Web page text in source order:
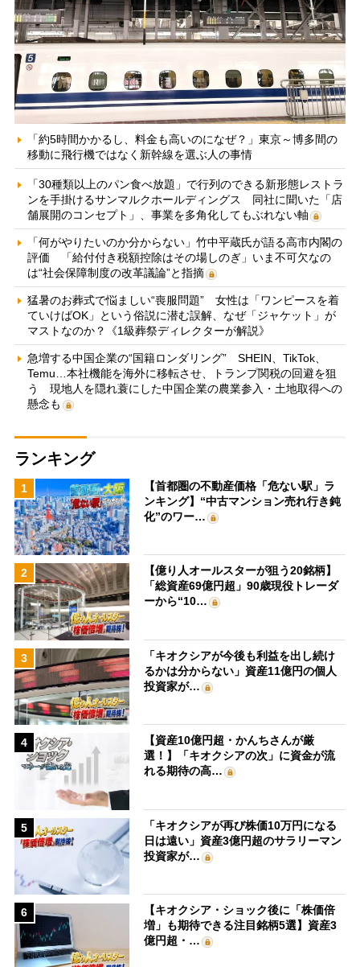
「約5時間かかるし、料金も高いのになぜ？」東京～博多間の
移動に飛行機ではなく新幹線を選ぶ人の事情
「30種類以上のパン食べ放題」で行列のできる新形態レストラ
ンを手掛けるサンマルクホールディングス 同社に聞いた「店
舗展開のコンセプト」、事業を多角化してもぶれない軸
「何がやりたいのか分からない」竹中平蔵氏が語る高市内閣の
評価 「給付付き税額控除はその場しのぎ」いま不可欠なの
は“社会保障制度の改革議論”と指摘
猛暑のお葬式で悩ましい“喪服問題” 女性は「ワンピースを着
ていけばOK」という俗説に潜む誤解、なぜ「ジャケット」が
マストなのか？《1級葬祭ディレクターが解説》
急増する中国企業の“国籍ロンダリング” SHEIN、TikTok、
Temu…本社機能を海外に移転させ、トランプ関税の回避を狙
う 現地人を隠れ蓑にした中国企業の農業参入・土地取得への
懸念も
ランキング
1
【首都圏の不動産価格「危ない駅」ラ
ンキング】“中古マンション売れ行き鈍
化”のワー…
2
【億り人オールスターが狙う20銘柄】
「総資産69億円超」90歳現役トレーダ
ーから“10…
3
「キオクシアが今後も利益を出し続け
るかは分からない」資産11億円の個人
投資家が…
4
【資産10億円超・かんちさんが厳
選！】「キオクシアの次」に資金が流
れる期待の高…
5
「キオクシアが再び株価10万円になる
日は遠い」資産3億円超のサラリーマン
投資家が…
6
【キオクシア・ショック後に「株価倍
増」も期待できる注目銘柄5選】資産3
億円超・…